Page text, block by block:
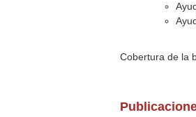
Cobertura de la